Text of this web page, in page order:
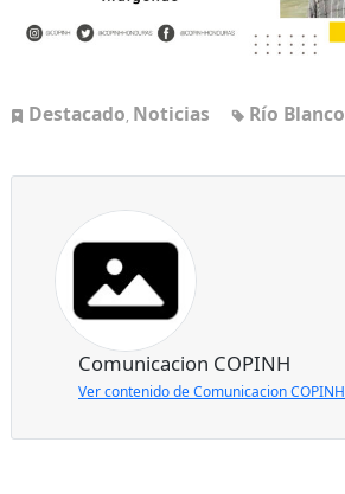
Destacado, Noticias Río Blanco
Comunicacion COPINH
Ver contenido de Comunicacion COPINH